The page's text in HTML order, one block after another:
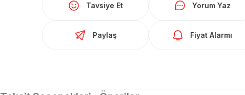
Tavsiye Et Yorum Yaz
Paylaş Fiyat Alarmı